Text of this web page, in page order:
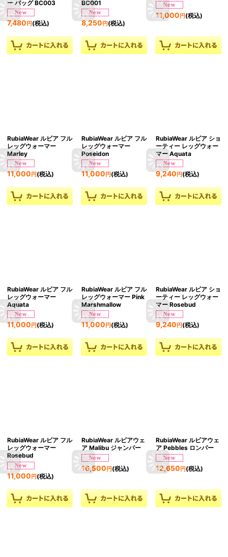
ー バッグ BC003
7,480 円 (税込)
BC001
8,250 円(税込)
11,000 円(税込)
RubiaWear ルビア フル
レッグウォーマー
Marley
11,000 円 (税込)
RubiaWear ルビア フル
レッグウォーマー
Poseidon
11,000 円(税込)
RubiaWear ルビア ショ
ーティー レッグウォー
マー Aquata
9,240 円(税込)
RubiaWear ルビア フル
レッグウォーマー
Aquata
11,000 円 (税込)
RubiaWear ルビア フル
レッグウォーマー Pink
Marshmallow
11,000 円(税込)
RubiaWear ルビア ショ
ーティー レッグウォー
マー Rosebud
9,240 円(税込)
RubiaWear ルビア フル
レッグウォーマー
Rosebud
11,000 円 (税込)
RubiaWear ルビアウェ
ア Malibu ジャンパー
16,500 円(税込)
RubiaWear ルビアウェ
ア Pebbles ロンパー
12,650 円(税込)